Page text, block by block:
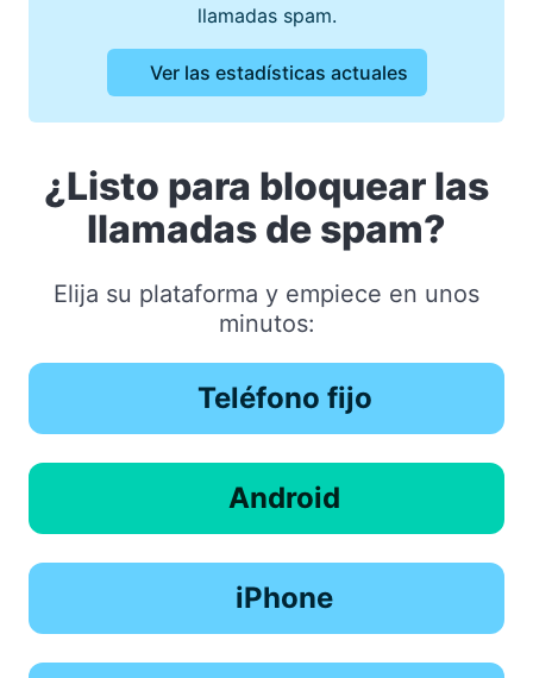
llamadas spam.
Ver las estadísticas actuales
¿Listo para bloquear las
llamadas de spam?
Elija su plataforma y empiece en unos
minutos:
Teléfono fijo
Android
iPhone